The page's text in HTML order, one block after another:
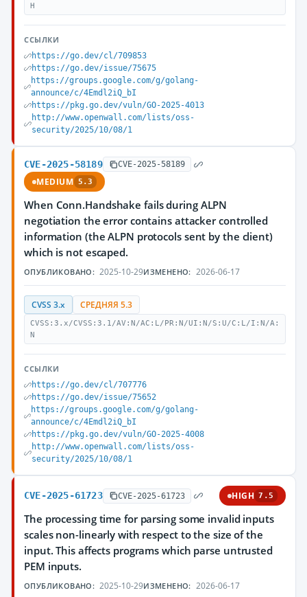
H
ССЫЛКИ
https://go.dev/cl/709853
https://go.dev/issue/75675
https://groups.google.com/g/golang-
announce/c/4Emdl2iQ_bI
https://pkg.go.dev/vuln/GO-2025-4013
http://www.openwall.com/lists/oss-
security/2025/10/08/1
CVE-2025-58189 CVE-2025-58189
MEDIUM 5.3
When Conn.Handshake fails during ALPN
negotiation the error contains attacker controlled
information (the ALPN protocols sent by the client)
which is not escaped.
ОПУБЛИКОВАНО: 2025-10-29ИЗМЕНЕНО: 2026-06-17
CVSS 3.x СРЕДНЯЯ 5.3
CVSS:3.x/CVSS:3.1/AV:N/AC:L/PR:N/UI:N/S:U/C:L/I:N/A:
N
ССЫЛКИ
https://go.dev/cl/707776
https://go.dev/issue/75652
https://groups.google.com/g/golang-
announce/c/4Emdl2iQ_bI
https://pkg.go.dev/vuln/GO-2025-4008
http://www.openwall.com/lists/oss-
security/2025/10/08/1
CVE-2025-61723 CVE-2025-61723 HIGH 7.5
The processing time for parsing some invalid inputs
scales non-linearly with respect to the size of the
input. This affects programs which parse untrusted
PEM inputs.
ОПУБЛИКОВАНО: 2025-10-29ИЗМЕНЕНО: 2026-06-17